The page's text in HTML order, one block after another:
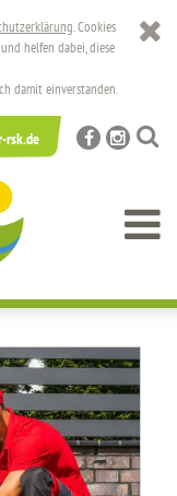
rsk.de
. Cookies
helfen dabei, diese
damit einverstanden.